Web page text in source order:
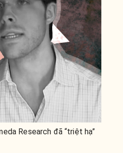
Research đã “triệt hạ”